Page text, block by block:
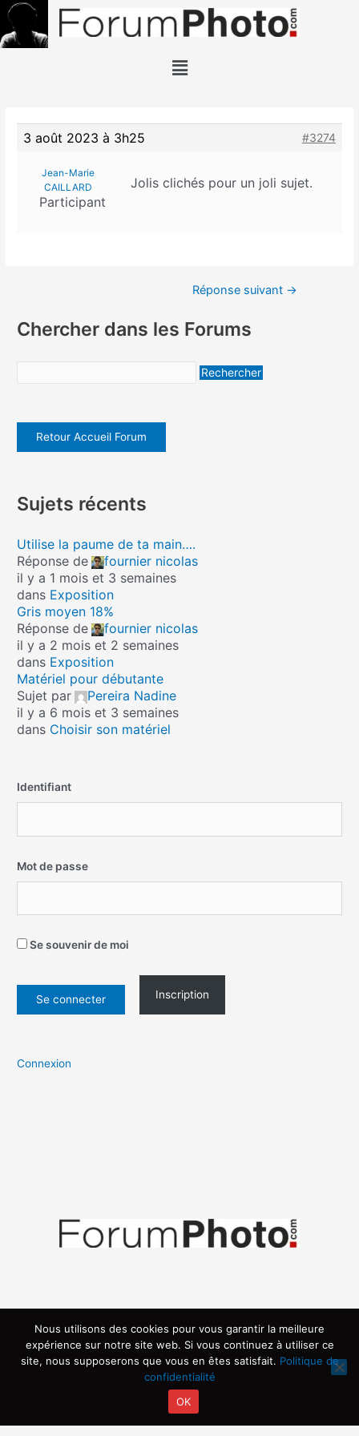
3 août 2023 à 3h25 #3274
Jean-Marie
CAILLARD
Participant
Jolis clichés pour un joli sujet.
Réponse suivant →
Chercher dans les Forums
Retour Accueil Forum
Sujets récents
Utilise la paume de ta main….
Réponse de
fournier nicolas
il y a 1 mois et 3 semaines
dans Exposition
Gris moyen 18%
Réponse de
fournier nicolas
il y a 2 mois et 2 semaines
dans Exposition
Matériel pour débutante
Sujet par
Pereira Nadine
il y a 6 mois et 3 semaines
dans Choisir son matériel
Identifiant
Mot de passe
Se souvenir de moi
Inscription
Connexion
Copyright © 2026 | Propulsé par ARVIA
Nous utilisons des cookies pour vous garantir la meilleure
expérience sur notre site web. Si vous continuez à utiliser ce
site, nous supposerons que vous en êtes satisfait. Politique de
confidentialité
OK